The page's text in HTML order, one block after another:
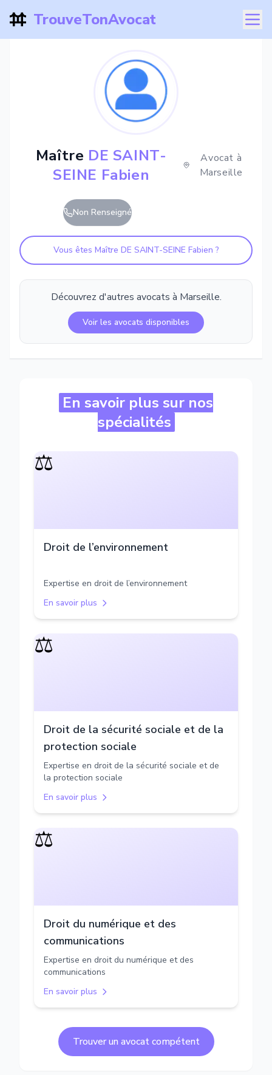
TrouveTonAvocat
Maître DE SAINT-
SEINE Fabien
Avocat à
Marseille
Non Renseigné
Vous êtes Maître DE SAINT-SEINE Fabien ?
Découvrez d'autres avocats à Marseille.
Voir les avocats disponibles
En savoir plus sur nos
spécialités
⚖️
Droit de l’environnement
Expertise en droit de l’environnement
En savoir plus
⚖️
Droit de la sécurité sociale et de la
protection sociale
Expertise en droit de la sécurité sociale et de
la protection sociale
En savoir plus
⚖️
Droit du numérique et des
communications
Expertise en droit du numérique et des
communications
En savoir plus
Trouver un avocat compétent